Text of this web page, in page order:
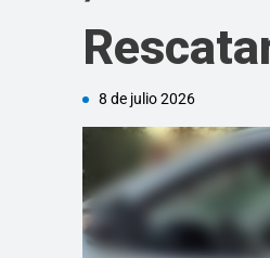
8 de julio 2026